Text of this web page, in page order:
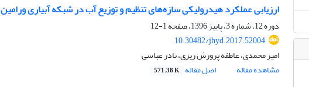
ارزیابی عملکرد هیدرولیکی سازه‌های تنظیم و توزیع آب در شبکه آبیاری ورامین
دوره 12، شماره 3، پاییز 1396، صفحه
1-12
10.30482/jhyd.2017.52004
امیر محمدی، عاطفه پرورش ریزی، نادر عباسی
مشاهده مقاله
اصل مقاله 571.38 K